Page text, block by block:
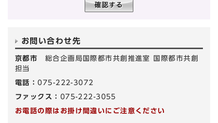
お問い合わせ先
京都市 総合企画局国際都市共創推進室 国際都市共創
担当
電話：075-222-3072
ファックス： 075-222-3055
お電話の際はお掛け間違いにご注意ください